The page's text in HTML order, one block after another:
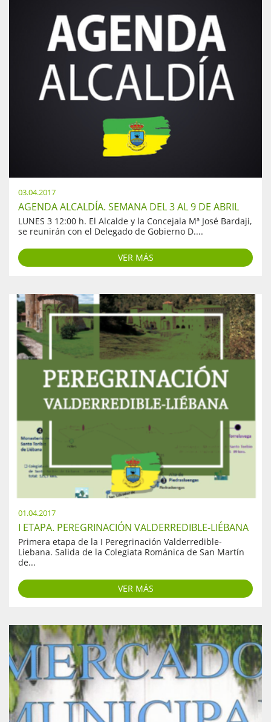
03.04.2017
AGENDA ALCALDÍA. SEMANA DEL 3 AL 9 DE ABRIL
LUNES 3 12:00 h. El Alcalde y la Concejala Mª José Bardaji,
se reunirán con el Delegado de Gobierno D....
VER MÁS
01.04.2017
I ETAPA. PEREGRINACIÓN VALDERREDIBLE-LIÉBANA
Primera etapa de la I Peregrinación Valderredible-
Liebana. Salida de la Colegiata Románica de San Martín
de...
VER MÁS